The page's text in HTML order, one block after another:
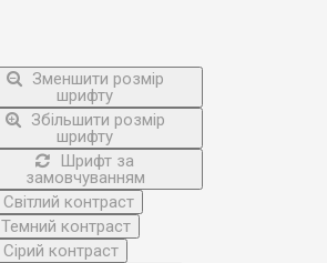
Зменшити розмір
шрифту
Збільшити розмір
шрифту
Шрифт за
замовчуванням
Світлий контраст
Темний контраст
Сірий контраст